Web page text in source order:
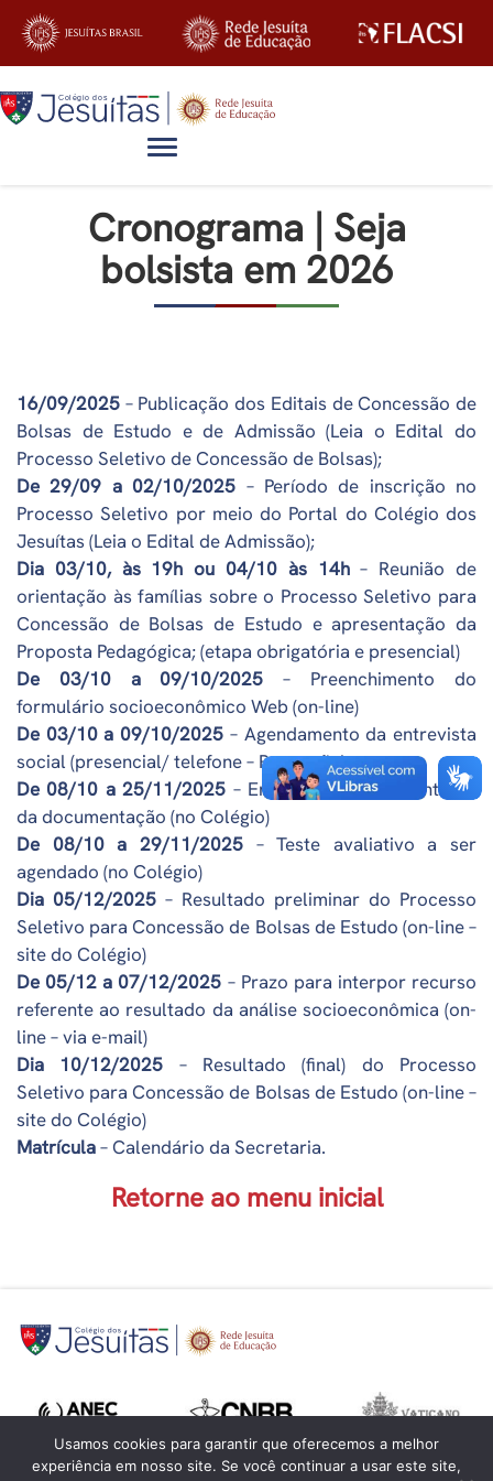
Alternar navegação
Cronograma | Seja
bolsista em 2026
16/09/2025 – Publicação dos Editais de Concessão de
Bolsas de Estudo e de Admissão (Leia o Edital do
Processo Seletivo de Concessão de Bolsas);
De 29/09 a 02/10/2025 – Período de inscrição no
Processo Seletivo por meio do Portal do Colégio dos
Jesuítas (Leia o Edital de Admissão);
Dia 03/10, às 19h ou 04/10 às 14h– Reunião de
orientação às famílias sobre o Processo Seletivo para
Concessão de Bolsas de Estudo e apresentação da
Proposta Pedagógica; (etapa obrigatória e presencial)
De 03/10 a 09/10/2025 – Preenchimento do
formulário socioeconômico Web (on-line)
De 03/10 a 09/10/2025 – Agendamento da entrevista
social (presencial/ telefone – Recepção)
De 08/10 a 25/11/2025 – Entrevista social e entrega
da documentação (no Colégio)
De 08/10 a 29/11/2025– Teste avaliativo a ser
agendado (no Colégio)
Dia 05/12/2025 – Resultado preliminar do Processo
Seletivo para Concessão de Bolsas de Estudo (on-line –
site do Colégio)
De 05/12 a 07/12/2025 – Prazo para interpor recurso
referente ao resultado da análise socioeconômica (on-
line – via e-mail)
Dia 10/12/2025 – Resultado (final) do Processo
Seletivo para Concessão de Bolsas de Estudo (on-line –
site do Colégio)
Matrícula– Calendário da Secretaria.
Retorne ao menu inicial
Usamos cookies para garantir que oferecemos a melhor
experiência em nosso site. Se você continuar a usar este site,